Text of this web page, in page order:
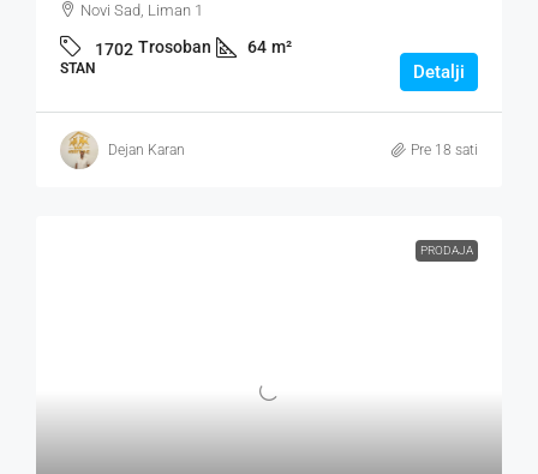
Novi Sad, Liman 1
1702 Trosoban 64 m²
STAN Detalji
Dejan Karan Pre 18 sati
PRODAJA